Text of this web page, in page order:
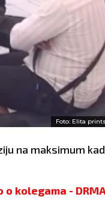
Foto: Elita
na maksimum
o kolegama -